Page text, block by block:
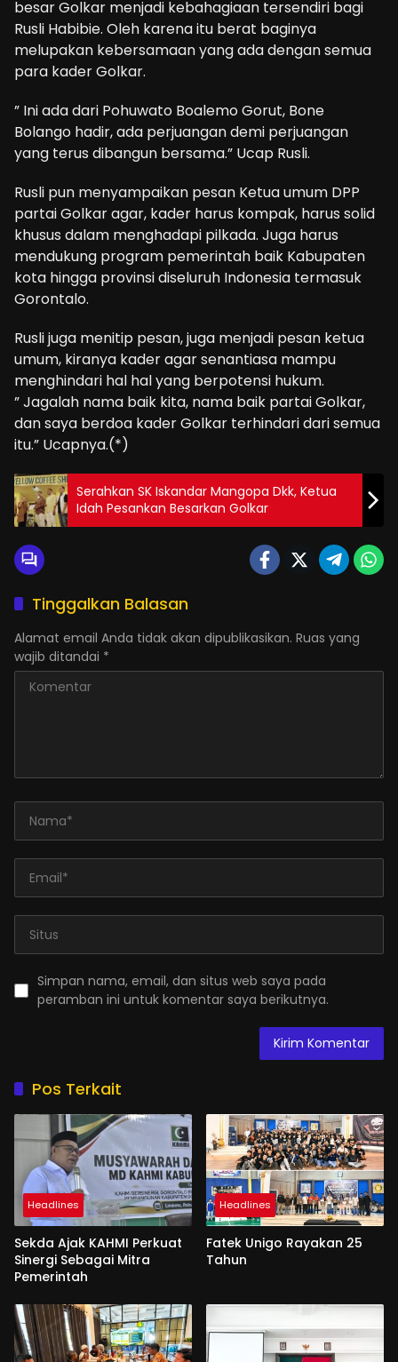
besar Golkar menjadi kebahagiaan tersendiri bagi
Rusli Habibie. Oleh karena itu berat baginya
melupakan kebersamaan yang ada dengan semua
para kader Golkar.
” Ini ada dari Pohuwato Boalemo Gorut, Bone
Bolango hadir, ada perjuangan demi perjuangan
yang terus dibangun bersama.” Ucap Rusli.
Rusli pun menyampaikan pesan Ketua umum DPP
partai Golkar agar, kader harus kompak, harus solid
khusus dalam menghadapi pilkada. Juga harus
mendukung program pemerintah baik Kabupaten
kota hingga provinsi diseluruh Indonesia termasuk
Gorontalo.
Rusli juga menitip pesan, juga menjadi pesan ketua
umum, kiranya kader agar senantiasa mampu
menghindari hal hal yang berpotensi hukum.
” Jagalah nama baik kita, nama baik partai Golkar,
dan saya berdoa kader Golkar terhindari dari semua
itu.” Ucapnya.(*)
Serahkan SK Iskandar Mangopa Dkk, Ketua
Idah Pesankan Besarkan Golkar
Tinggalkan Balasan
Alamat email Anda tidak akan dipublikasikan. Ruas yang
wajib ditandai *
Simpan nama, email, dan situs web saya pada
peramban ini untuk komentar saya berikutnya.
Pos Terkait
Headlines
Sekda Ajak KAHMI Perkuat
Sinergi Sebagai Mitra
Pemerintah
Headlines
Fatek Unigo Rayakan 25
Tahun